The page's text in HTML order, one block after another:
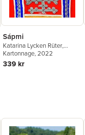
Sápmi
Katarina Lycken Rüter,
Annelie Drewsen
Kartonnage, 2022
339 kr